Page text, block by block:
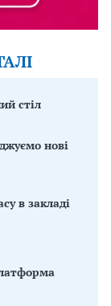
стіл
нові
в закладі